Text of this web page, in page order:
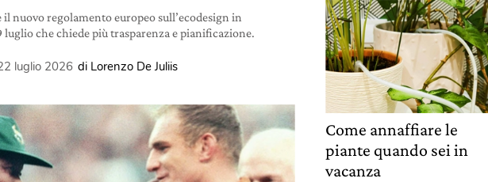
il nuovo regolamento europeo sull’ecodesign in
luglio che chiede più trasparenza e pianificazione.
luglio 2026 di Lorenzo De Juliis
Come annaffiare le
piante quando sei in
vacanza